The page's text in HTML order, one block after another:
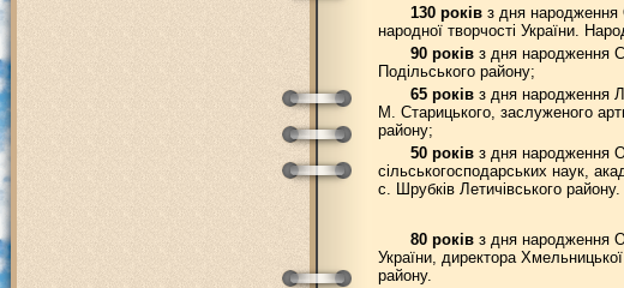
130 роківз дня народження
народної творчості України.
90 роківз дня народження
Подільського району;
65 роківз дня народження
М. Старицького, заслуженого
району;
50 роківз дня народження
сільськогосподарських наук,
с. Шрубків Летичівського району.
80 роківз дня народження
України, директора
району.